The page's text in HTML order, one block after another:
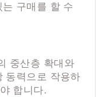
구매를 할 수
중산층 확대와
동력으로 작용하
합니다.